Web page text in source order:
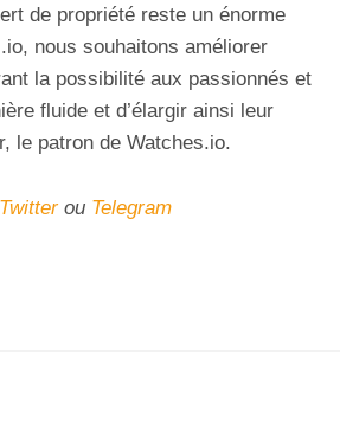
de propriété reste un énorme
nous souhaitons améliorer
la possibilité aux passionnés et
fluide et d’élargir ainsi leur
le patron de Watches.io.
Twitterou Telegram